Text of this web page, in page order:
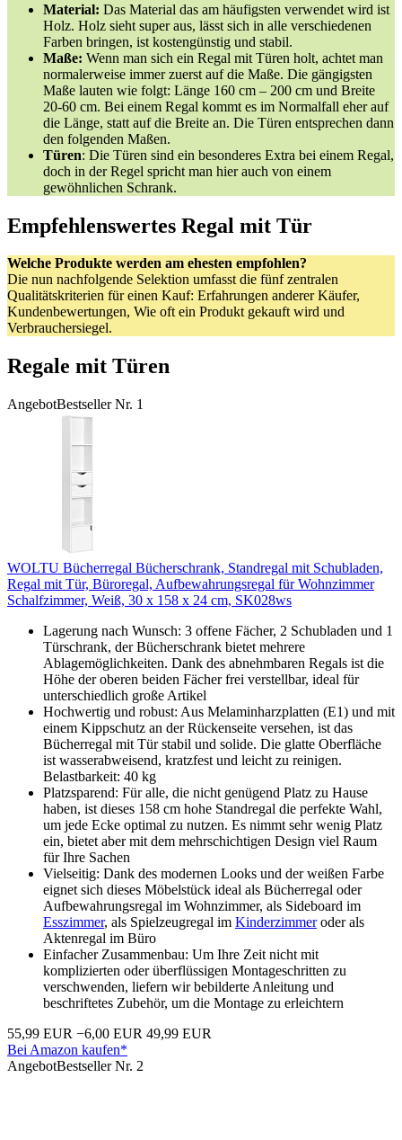
Material: Das Material das am häufigsten verwendet wird ist
Holz. Holz sieht super aus, lässt sich in alle verschiedenen
Farben bringen, ist kostengünstig und stabil.
Maße: Wenn man sich ein Regal mit Türen holt, achtet man
normalerweise immer zuerst auf die Maße. Die gängigsten
Maße lauten wie folgt: Länge 160 cm – 200 cm und Breite
20-60 cm. Bei einem Regal kommt es im Normalfall eher auf
die Länge, statt auf die Breite an. Die Türen entsprechen dann
den folgenden Maßen.
Türen: Die Türen sind ein besonderes Extra bei einem Regal,
doch in der Regel spricht man hier auch von einem
gewöhnlichen Schrank.
Empfehlenswertes Regal mit Tür
Welche Produkte werden am ehesten empfohlen?
Die nun nachfolgende Selektion umfasst die fünf zentralen
Qualitätskriterien für einen Kauf: Erfahrungen anderer Käufer,
Kundenbewertungen, Wie oft ein Produkt gekauft wird und
Verbrauchersiegel.
Regale mit Türen
AngebotBestseller Nr. 1
WOLTU Bücherregal Bücherschrank, Standregal mit Schubladen,
Regal mit Tür, Büroregal, Aufbewahrungsregal für Wohnzimmer
Schalfzimmer, Weiß, 30 x 158 x 24 cm, SK028ws
Lagerung nach Wunsch: 3 offene Fächer, 2 Schubladen und 1
Türschrank, der Bücherschrank bietet mehrere
Ablagemöglichkeiten. Dank des abnehmbaren Regals ist die
Höhe der oberen beiden Fächer frei verstellbar, ideal für
unterschiedlich große Artikel
Hochwertig und robust: Aus Melaminharzplatten (E1) und mit
einem Kippschutz an der Rückenseite versehen, ist das
Bücherregal mit Tür stabil und solide. Die glatte Oberfläche
ist wasserabweisend, kratzfest und leicht zu reinigen.
Belastbarkeit: 40 kg
Platzsparend: Für alle, die nicht genügend Platz zu Hause
haben, ist dieses 158 cm hohe Standregal die perfekte Wahl,
um jede Ecke optimal zu nutzen. Es nimmt sehr wenig Platz
ein, bietet aber mit dem mehrschichtigen Design viel Raum
für Ihre Sachen
Vielseitig: Dank des modernen Looks und der weißen Farbe
eignet sich dieses Möbelstück ideal als Bücherregal oder
Aufbewahrungsregal im Wohnzimmer, als Sideboard im
Esszimmer, als Spielzeugregal im Kinderzimmeroder als
Aktenregal im Büro
Einfacher Zusammenbau: Um Ihre Zeit nicht mit
komplizierten oder überflüssigen Montageschritten zu
verschwenden, liefern wir bebilderte Anleitung und
beschriftetes Zubehör, um die Montage zu erleichtern
55,99 EUR −6,00 EUR 49,99 EUR
Bei Amazon kaufen*
AngebotBestseller Nr. 2